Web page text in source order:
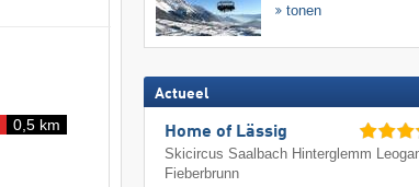
0,5 km
tonen
Actueel
Home of Lässig
Skicircus Saalbach Hinterglemm
Fieberbrunn